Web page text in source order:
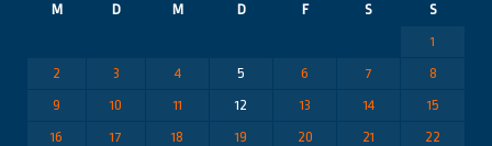
M
D M D F S
S
1
2
3 4 5 6 7
8
9
10 11 12 13 14
15
16
17 18 19 20 21
22